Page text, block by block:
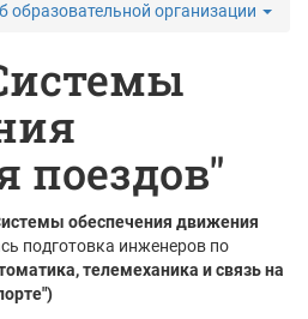
образовательной организации
поездов"
обеспечения движения
подготовка инженеров по
телемеханика и связь на